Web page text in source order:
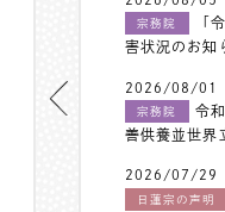
宗務院
「
害状況のお知
2026/08/01
宗務院
令
善供養並世界
2026/07/29
日蓮宗の声明